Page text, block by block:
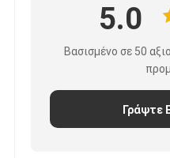
5.0
Βασισμένο σε 50
Γράψτε